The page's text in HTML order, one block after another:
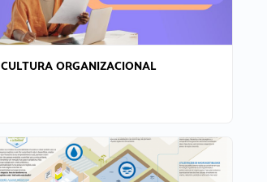
CULTURA ORGANIZACIONAL